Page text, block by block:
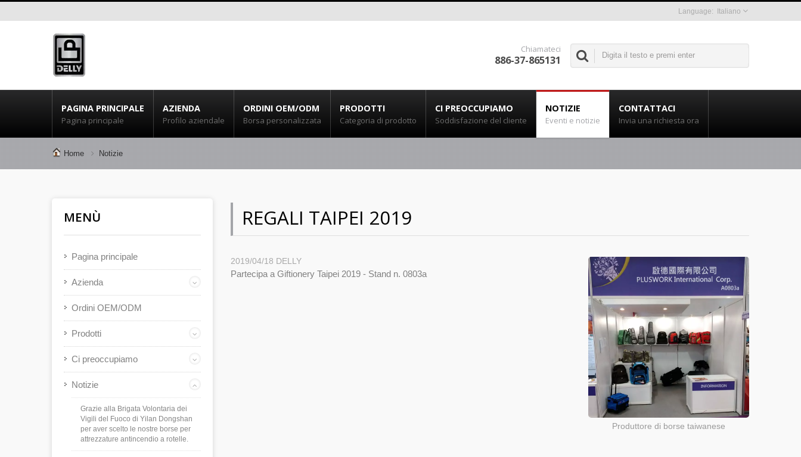
Italiano
Chiamateci
886-37-865131
PAGINA PRINCIPALE
Pagina principale
AZIENDA
Profilo aziendale
ORDINI OEM/ODM
Borsa personalizzata
PRODOTTI
Categoria di prodotto
CI PREOCCUPIAMO
Soddisfazione del cliente
NOTIZIE
Eventi e notizie
CONTATTACI
Invia una richiesta ora
Home Notizie
MENÙ
Pagina principale
Azienda
Ordini OEM/ODM
Prodotti
Ci preoccupiamo
Notizie
Grazie alla Brigata Volontaria dei
Vigili del Fuoco di Yilan Dongshan
per aver scelto le nostre borse per
attrezzature antincendio a rotelle.
REGALI TAIPEI 2019
2019/04/18 DELLY
Produttore di borse taiwanese
Partecipa a Giftionery Taipei 2019 - Stand n. 0803a